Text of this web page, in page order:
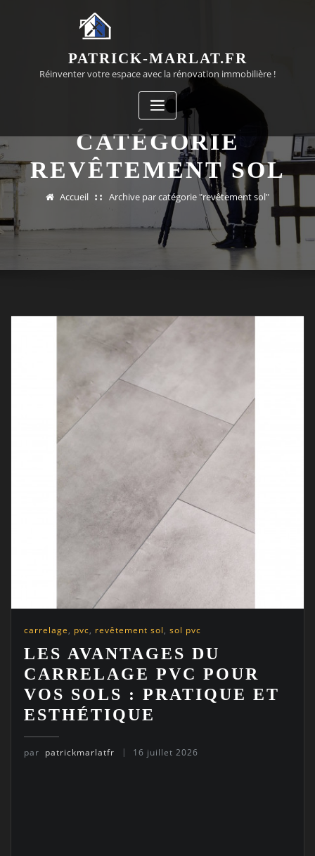
PATRICK-MARLAT.FR
Réinventer votre espace avec la rénovation immobilière !
CATÉGORIE
REVÊTEMENT SOL
Accueil Archive par catégorie "revêtement sol"
carrelage, pvc, revêtement sol, sol pvc
LES AVANTAGES DU
CARRELAGE PVC POUR
VOS SOLS : PRATIQUE ET
ESTHÉTIQUE
par patrickmarlatfr 16 juillet 2026